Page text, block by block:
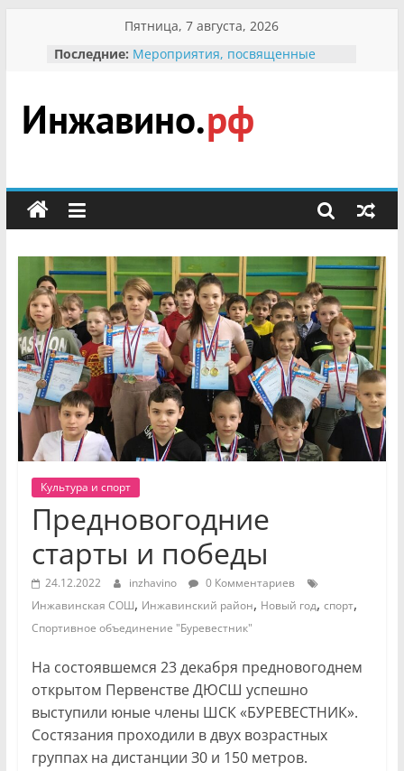
содержимому
Пятница, 7 августа, 2026
Последние: Мероприятия, посвященные
гражданин Инжавинского округа»
участнице Великой
Отечественной, фронтовичке
Безопасность в сети Интернет
мероприятии «Сохраним
первоцветы!»
В вольере Воронинского
заповедника родились крапчатые
суслики
Инжавино.рф
сельский
портал
Культура и спорт
Предновогодние
старты и победы
24.12.2022 inzhavino
0 Комментариев
Инжавинская СОШ, Инжавинский район, Новый год, спорт,
Спортивное объединение "Буревестник"
На состоявшемся 23 декабря предновогоднем
открытом Первенстве ДЮСШ успешно
выступили юные члены ШСК «БУРЕВЕСТНИК».
Состязания проходили в двух возрастных
группах на дистанции З0 и 150 метров.